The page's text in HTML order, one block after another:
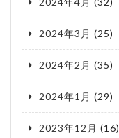
2024年3月 (25)
2024年2月 (35)
2024年1月 (29)
2023年12月 (16)